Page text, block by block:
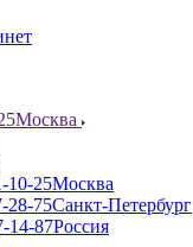
Москва
10-25Москва
28-75Санкт-Петербург
14-87Россия